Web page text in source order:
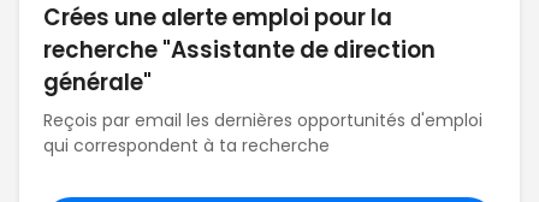
Crées une alerte emploi pour la
recherche "Assistante de direction
générale"
Reçois par email les dernières opportunités d'emploi
qui correspondent à ta recherche